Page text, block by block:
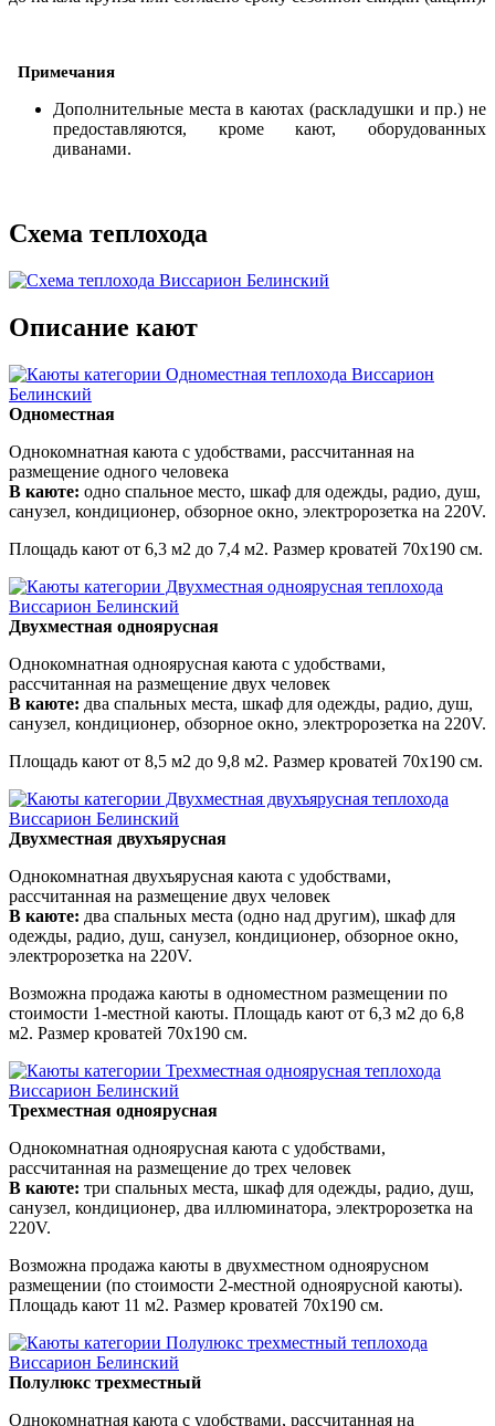
Примечания
Дополнительные места в каютах (раскладушки и пр.) не
предоставляются, кроме кают, оборудованных
диванами.
Схема теплохода
Описание кают
Одноместная
Однокомнатная каюта с удобствами, рассчитанная на
размещение одного человека
В каюте: одно спальное место, шкаф для одежды, радио, душ,
санузел, кондиционер, обзорное окно, электророзетка на 220V.
Площадь кают от 6,3 м2 до 7,4 м2. Размер кроватей 70х190 см.
Двухместная одноярусная
Однокомнатная одноярусная каюта с удобствами,
рассчитанная на размещение двух человек
В каюте: два спальных места, шкаф для одежды, радио, душ,
санузел, кондиционер, обзорное окно, электророзетка на 220V.
Площадь кают от 8,5 м2 до 9,8 м2. Размер кроватей 70х190 см.
Двухместная двухъярусная
Однокомнатная двухъярусная каюта с удобствами,
рассчитанная на размещение двух человек
В каюте: два спальных места (одно над другим), шкаф для
одежды, радио, душ, санузел, кондиционер, обзорное окно,
электророзетка на 220V.
Возможна продажа каюты в одноместном размещении по
стоимости 1-местной каюты. Площадь кают от 6,3 м2 до 6,8
м2. Размер кроватей 70х190 см.
Трехместная одноярусная
Однокомнатная одноярусная каюта с удобствами,
рассчитанная на размещение до трех человек
В каюте: три спальных места, шкаф для одежды, радио, душ,
санузел, кондиционер, два иллюминатора, электророзетка на
220V.
Возможна продажа каюты в двухместном одноярусном
размещении (по стоимости 2-местной одноярусной каюты).
Площадь кают 11 м2. Размер кроватей 70х190 см.
Полулюкс трехместный
Однокомнатная каюта с удобствами, рассчитанная на